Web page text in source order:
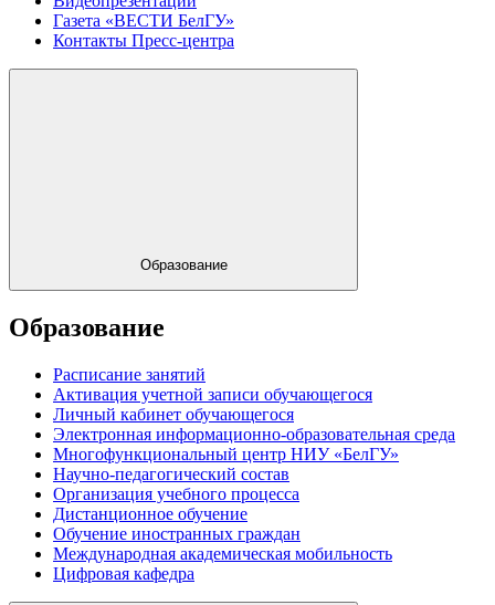
Газета «ВЕСТИ БелГУ»
Контакты Пресс-центра
Образование
Образование
Расписание занятий
Активация учетной записи обучающегося
Личный кабинет обучающегося
Электронная информационно-образовательная среда
Многофункциональный центр НИУ «БелГУ»
Научно-педагогический состав
Организация учебного процесса
Дистанционное обучение
Обучение иностранных граждан
Международная академическая мобильность
Цифровая кафедра